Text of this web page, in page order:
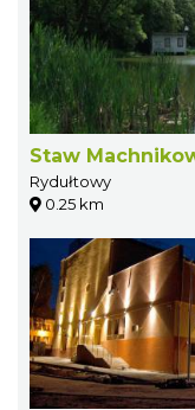
Staw
Rydułtowy
0.25 km